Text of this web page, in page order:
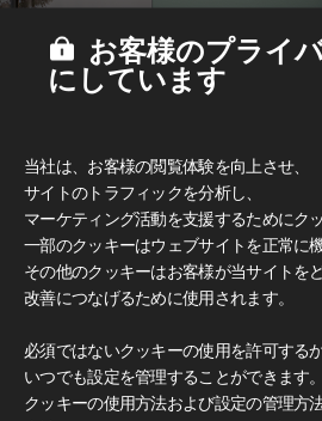
多彩なデザインとカラー
豊富なカラーと柄で、無限のデザイ
けます。 クラシックな木目柄からモ
お客様のプライ
にしています
当社は、お客様の閲覧体験を向上させ、
サイトのトラフィックを分析し、
マーケティング活動を支援するためにク
一部のクッキーはウェブサイトを正常に
その他のクッキーはお客様が当サイトを
改善につなげるために使用されます。
必須ではないクッキーの使用を許可する
いつでも設定を管理することができます。
クッキーの使用方法および設定の管理方